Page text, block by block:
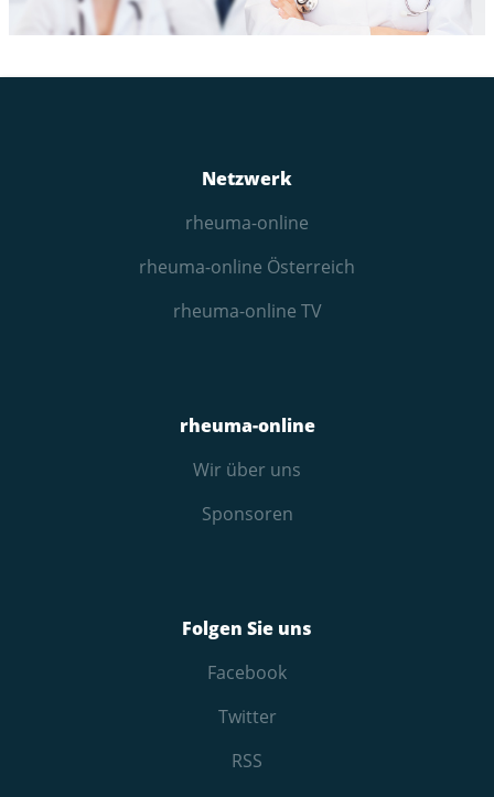
Netzwerk
rheuma-online
rheuma-online Österreich
rheuma-online TV
rheuma-online
Wir über uns
Sponsoren
Folgen Sie uns
Facebook
Twitter
RSS